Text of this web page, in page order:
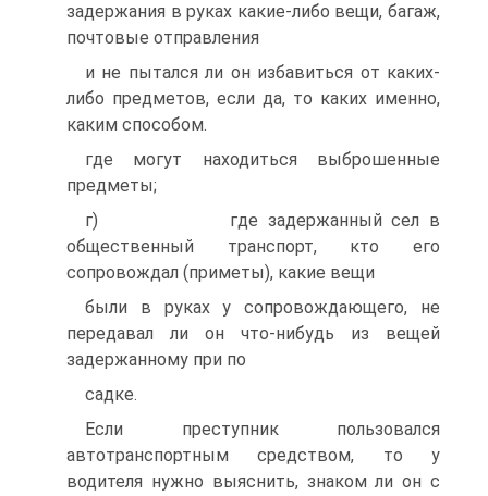
задержания в руках какие-либо вещи, багаж,
почтовые отправления
и не пытался ли он избавиться от каких-
либо предметов, если да, то каких именно,
каким способом.
где могут находиться выброшенные
предметы;
г) где задержанный сел в
общественный транспорт, кто его
сопровождал (приметы), какие вещи
были в руках у сопровождающего, не
передавал ли он что-нибудь из вещей
задержанному при по
садке.
Если преступник пользовался
автотранспортным средством, то у
водителя нужно выяснить, знаком ли он с